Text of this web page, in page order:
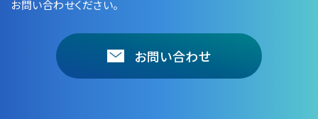
お問い合わせください。
お問い合わせ